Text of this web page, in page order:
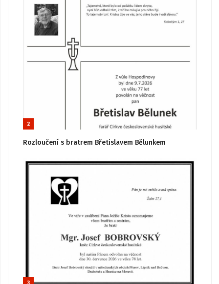
2
Rozloučení s bratrem Břetislavem Bělunkem
3